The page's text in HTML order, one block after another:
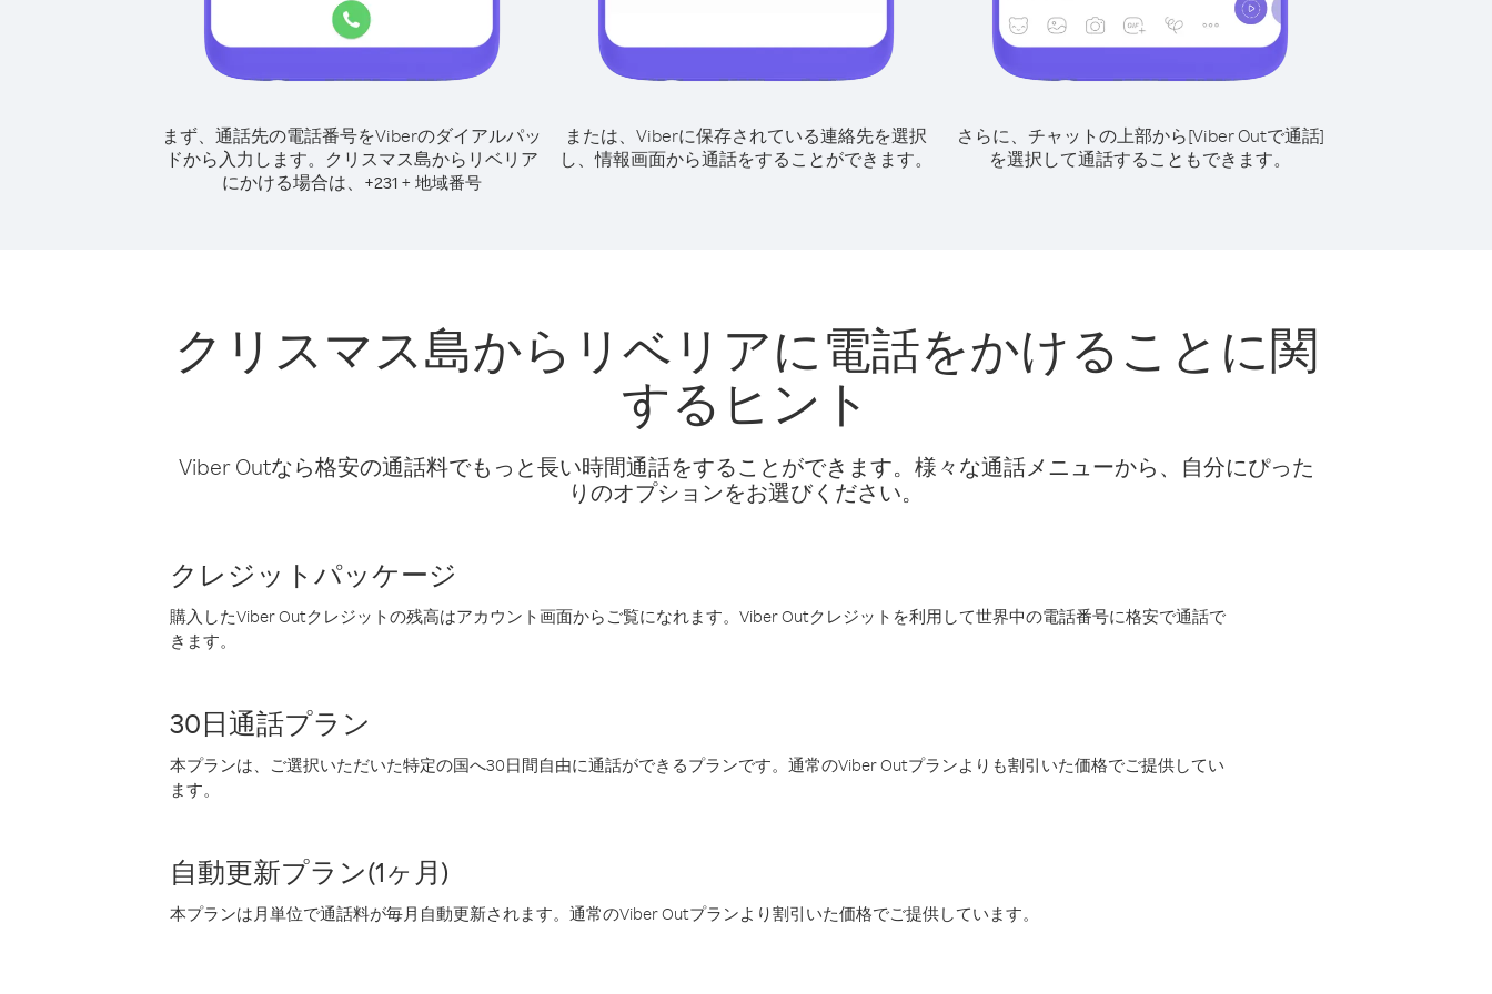
まず、通話先の電話番号をViberのダイアルパッ
ドから入力します。 クリスマス島からリベリア
にかける場合は、 +231 + 地域番号
または、Viberに保存されている連絡先を選択
し、情報画面から通話をすることができます。
さらに、チャットの上部から[Viber Outで通話]
を選択して通話することもできます。
クリスマス島からリベリアに電話をかけることに関
するヒント
Viber Outなら格安の通話料でもっと長い時間通話をすることができます。様々な通話メニューから、自分にぴった
りのオプションをお選びください。
クレジットパッケージ
購入したViber Outクレジットの残高はアカウント画面からご覧になれます。Viber Outクレジットを利用して世界中の電話番号に格安で通話で
きます。
30日通話プラン
本プランは、ご選択いただいた特定の国へ30日間自由に通話ができるプランです。通常のViber Outプランよりも割引いた価格でご提供してい
ます。
自動更新プラン(1ヶ月)
本プランは月単位で通話料が毎月自動更新されます。通常のViber Outプランより割引いた価格でご提供しています。